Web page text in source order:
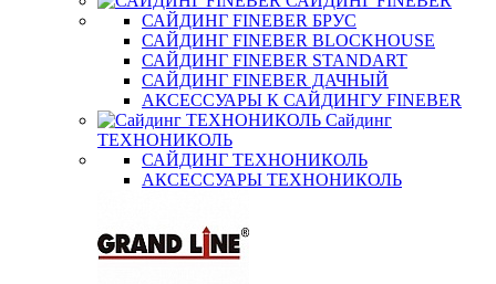
САЙДИНГ FINEBER БРУС
САЙДИНГ FINEBER BLOCKHOUSE
САЙДИНГ FINEBER STANDART
САЙДИНГ FINEBER ДАЧНЫЙ
АКСЕССУАРЫ К САЙДИНГУ FINEBER
Сайдинг
ТЕХНОНИКОЛЬ
САЙДИНГ ТЕХНОНИКОЛЬ
АКСЕССУАРЫ ТЕХНОНИКОЛЬ